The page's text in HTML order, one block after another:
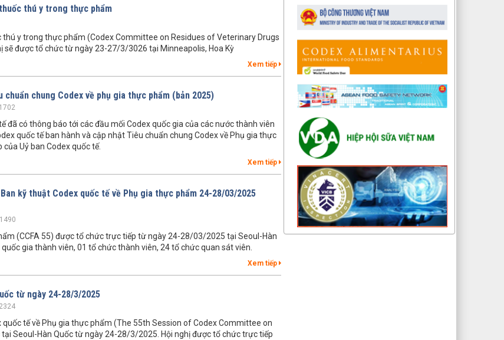
thú y trong thực phẩm
y trong thực phẩm (Codex Committee on Residues of Veterinary Drugs
sẽ được tổ chức từ ngày 23-27/3/3026 tại Minneapolis, Hoa Kỳ
Xem tiếp
chuẩn chung Codex về phụ gia thực phẩm (bản 2025)
đã có thông báo tới các đầu mối Codex quốc gia của các nước thành viên
quốc tế ban hành và cập nhật Tiêu chuẩn chung Codex về Phụ gia thực
Uỷ ban Codex quốc tế.
Xem tiếp
kỹ thuật Codex quốc tế về Phụ gia thực phẩm 24-28/03/2025
(CCFA 55) được tổ chức trực tiếp từ ngày 24-28/03/2025 tại Seoul-Hàn
gia thành viên, 01 tổ chức thành viên, 24 tổ chức quan sát viên.
Xem tiếp
từ ngày 24-28/3/2025
quốc tế về Phụ gia thực phẩm (The 55th Session of Codex Committee on
tại Seoul-Hàn Quốc từ ngày 24-28/3/2025. Hội nghị được tổ chức trực tiếp